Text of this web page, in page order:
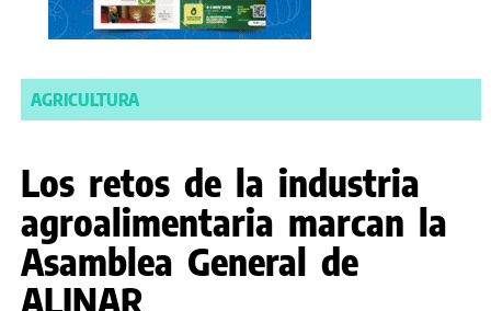
AGRICULTURA
Los retos de la industria
agroalimentaria marcan la
Asamblea General de
ALINAR